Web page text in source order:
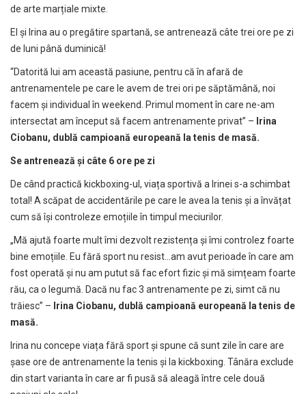
de arte marțiale mixte.
El și Irina au o pregătire spartană, se antrenează câte trei ore pe zi
de luni până duminică!
“Datorită lui am această pasiune, pentru că în afară de
antrenamentele pe care le avem de trei ori pe săptămână, noi
facem și individual în weekend. Primul moment în care ne-am
intersectat am început să facem antrenamente privat” – Irina
Ciobanu, dublă campioană europeană la tenis de masă.
Se antrenează și câte 6 ore pe zi
De când practică kickboxing-ul, viața sportivă a Irinei s-a schimbat
total! A scăpat de accidentările pe care le avea la tenis și a învățat
cum să își controleze emoțiile în timpul meciurilor.
„Mă ajută foarte mult îmi dezvolt rezistența și îmi controlez foarte
bine emoțiile. Eu fără sport nu resist…am avut perioade în care am
fost operată și nu am putut să fac efort fizic și mă simțeam foarte
rău, ca o legumă. Dacă nu fac 3 antrenamente pe zi, simt că nu
trăiesc” – Irina Ciobanu, dublă campioană europeană la tenis de
masă.
Irina nu concepe viața fără sport și spune că sunt zile în care are
șase ore de antrenamente la tenis și la kickboxing. Tânăra exclude
din start varianta în care ar fi pusă să aleagă între cele două